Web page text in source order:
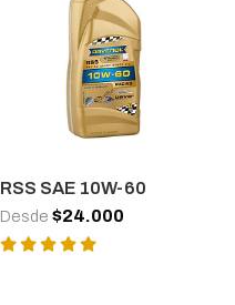
RSS SAE 10W-60
Desde $24.000